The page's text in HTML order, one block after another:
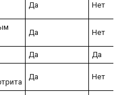
Да Нет
Да Нет
Да
Да
Да Нет